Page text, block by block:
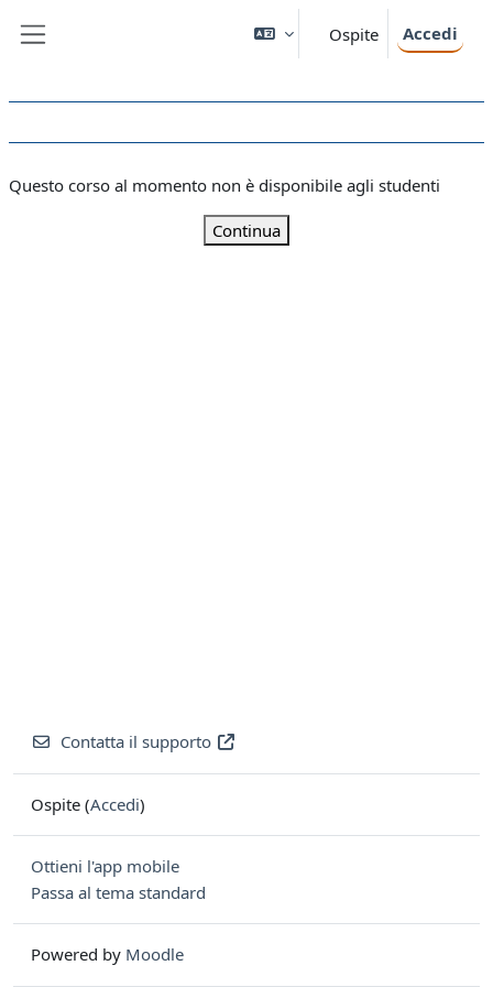
Ospite Accedi
Questo corso al momento non è disponibile agli studenti
Continua
Contatta il supporto
Ospite (Accedi)
Ottieni l'app mobile
Passa al tema standard
Powered by Moodle